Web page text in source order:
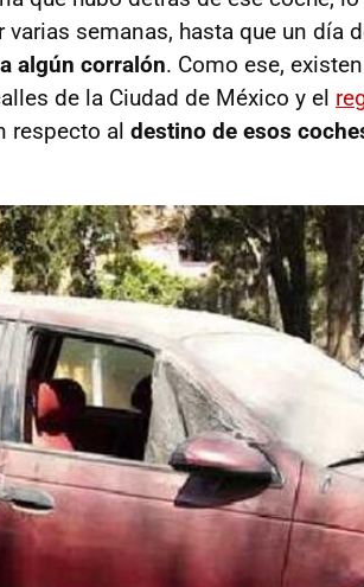
semanas, hasta que un día
algún corralón. Como ese,
de la Ciudad de México y el
respecto al destino de esos